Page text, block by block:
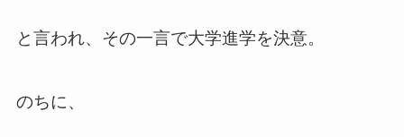
と言われ、その一言で大学進学を決意。
のちに、